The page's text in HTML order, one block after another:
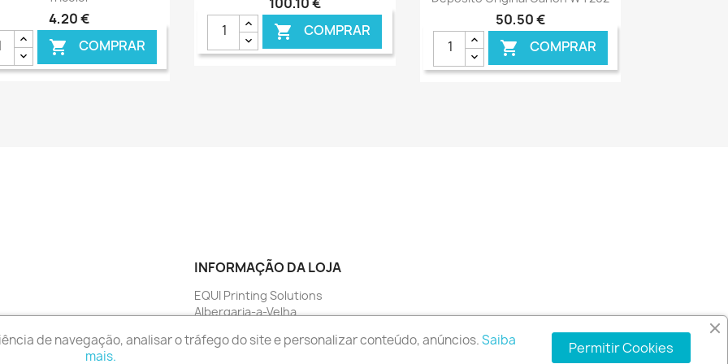
4,20 €
 COMPRAR
 COMPRAR
50,50 €
 COMPRAR
INFORMAÇÃO DA LOJA
EQUI Printing Solutions
Albergaria-a-Velha
Envie-nos um e-mail:geral@equi.pt
de navegação, analisar o tráfego do site e personalizar conteúdo, anúncios.Saiba
mais.
Permitir Cookies